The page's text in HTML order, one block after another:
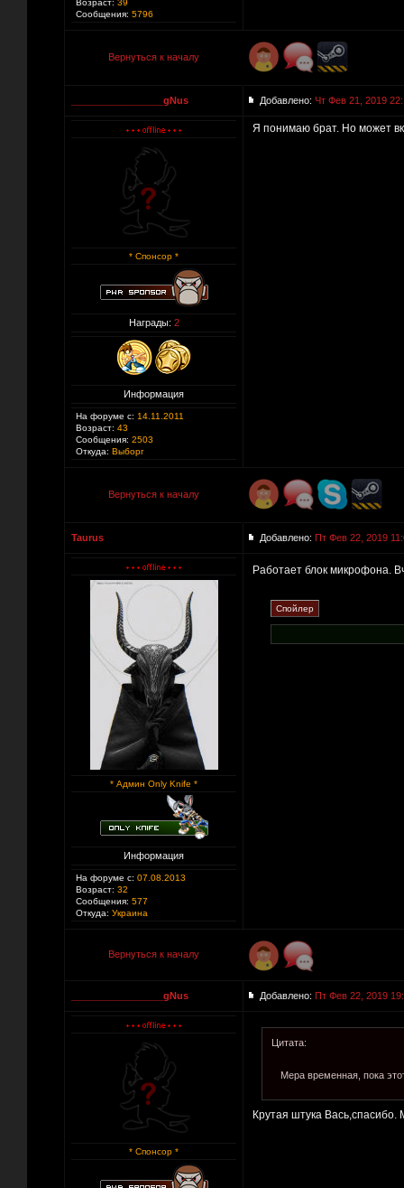
Возраст: 39
Сообщения: 5796
Вернуться к началу
_________________gNus Добавлено: Чт Фев 21, 2019
* Спонсор *
Награды: 2
Информация
На форуме с: 14.11.2011
Возраст: 43
Сообщения: 2503
Откуда: Выборг
Я понимаю брат. Но может
Вернуться к началу
Taurus Добавлено: Пт Фев 22, 2019
* Админ Only Knife *
Информация
На форуме с: 07.08.2013
Возраст: 32
Сообщения: 577
Откуда: Украина
Работает блок микрофона.
Вернуться к началу
_________________gNus Добавлено: Пт Фев 22, 2019
* Спонсор *
Цитата:
Мера временная, пока
Крутая штука Вась,спасибо.